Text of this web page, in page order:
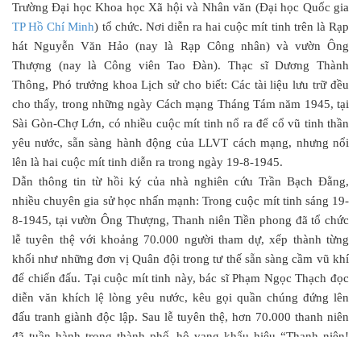
Trường Đại học Khoa học Xã hội và Nhân văn (Đại học Quốc gia
TP Hồ Chí Minh) tổ chức. Nơi diễn ra hai cuộc mít tinh trên là Rạp
hát Nguyễn Văn Hảo (nay là Rạp Công nhân) và vườn Ông
Thượng (nay là Công viên Tao Đàn). Thạc sĩ Dương Thành
Thông, Phó trưởng khoa Lịch sử cho biết: Các tài liệu lưu trữ đều
cho thấy, trong những ngày Cách mạng Tháng Tám năm 1945, tại
Sài Gòn-Chợ Lớn, có nhiều cuộc mít tinh nổ ra để cổ vũ tinh thần
yêu nước, sẵn sàng hành động của LLVT cách mạng, nhưng nổi
lên là hai cuộc mít tinh diễn ra trong ngày 19-8-1945.
Dẫn thông tin từ hồi ký của nhà nghiên cứu Trần Bạch Đằng,
nhiều chuyên gia sử học nhấn mạnh: Trong cuộc mít tinh sáng 19-
8-1945, tại vườn Ông Thượng, Thanh niên Tiền phong đã tổ chức
lễ tuyên thệ với khoảng 70.000 người tham dự, xếp thành từng
khối như những đơn vị Quân đội trong tư thế sẵn sàng cầm vũ khí
để chiến đấu. Tại cuộc mít tinh này, bác sĩ Phạm Ngọc Thạch đọc
diễn văn khích lệ lòng yêu nước, kêu gọi quần chúng đứng lên
đấu tranh giành độc lập. Sau lễ tuyên thệ, hơn 70.000 thanh niên